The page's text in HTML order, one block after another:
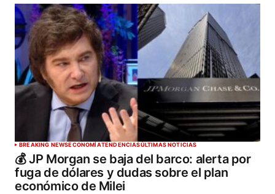
BREAKING NEWSECONOMÍATENDENCIASÚLTIMAS NOTICIAS
💰 JP Morgan se baja del barco: alerta por
fuga de dólares y dudas sobre el plan
económico de Milei